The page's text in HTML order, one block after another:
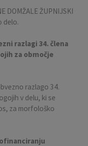
DOMŽALE ŽUPNIJSKI
delo.
razlagi 34. člena
za območje
razlago 34.
v delu, ki se
za morfološko